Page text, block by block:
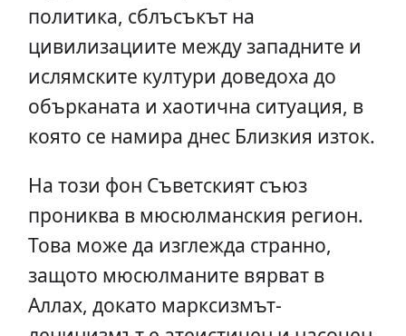
политика, сблъсъкът на
цивилизациите между западните и
ислямските култури доведоха до
обърканата и хаотична ситуация, в
която се намира днес Близкия изток.
На този фон Съветският съюз
прониква в мюсюлманския регион.
Това може да изглежда странно,
защото мюсюлманите вярват в
Аллах, докато марксизмът-